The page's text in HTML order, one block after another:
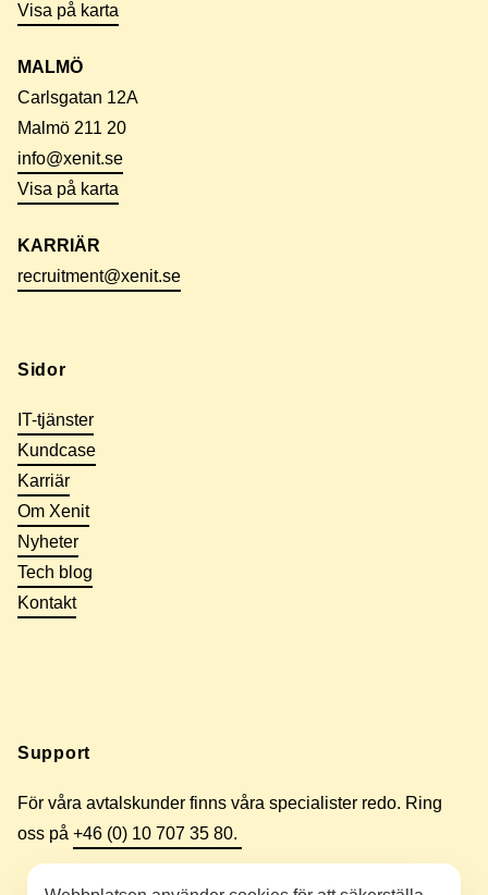
Visa på karta
MALMÖ
Carlsgatan 12A
Malmö 211 20
info@xenit.se
Visa på karta
KARRIÄR
recruitment@xenit.se
Sidor
IT-tjänster
Kundcase
Karriär
Om Xenit
Nyheter
Tech blog
Kontakt
Support
För våra avtalskunder finns våra specialister redo. Ring
oss på +46 (0) 10 707 35 80.